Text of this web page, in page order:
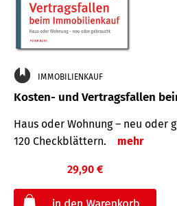
IMMOBILIENKAUF
Kosten- und Vertragsfallen
Haus oder Wohnung – neu oder
120 Check­blättern.
mehr
29,90 €